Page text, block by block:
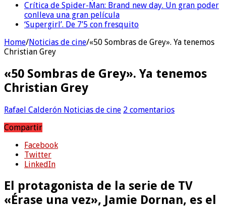
Crítica de Spider-Man: Brand new day. Un gran poder
conlleva una gran película
‘Supergirl’. De 7’5 con fresquito
Home/Noticias de cine/«50 Sombras de Grey». Ya tenemos
Christian Grey
«50 Sombras de Grey». Ya tenemos
Christian Grey
Rafael Calderón Noticias de cine 2 comentarios
Compartir
Facebook
Twitter
LinkedIn
El protagonista de la serie de TV
«Érase una vez», Jamie Dornan, es el